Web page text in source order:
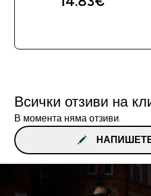
Всички отзиви на
В момента няма отзиви.